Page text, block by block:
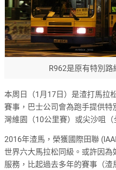
R962是原有特別路
本周日（1月17日）是渣打馬拉
賽事，巴士公司會為跑手提供
灣維園（10公里賽）或尖沙咀（
2016年渣馬，榮獲國際田聯
世界六大馬拉松同級。或許因
服務，比起過去多年的賽事（